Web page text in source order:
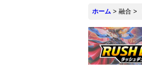
ホーム > 融合 >